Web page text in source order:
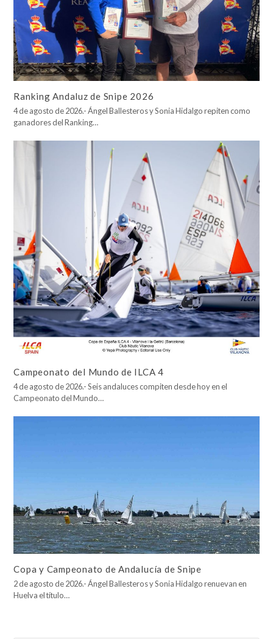
Ranking Andaluz de Snipe 2026
4 de agosto de 2026.- Ángel Ballesteros y Sonia Hidalgo repiten como
ganadores del Ranking…
Campeonato del Mundo de ILCA 4
4 de agosto de 2026.- Seis andaluces compiten desde hoy en el
Campeonato del Mundo…
Copa y Campeonato de Andalucía de Snipe
2 de agosto de 2026.- Ángel Ballesteros y Sonia Hidalgo renuevan en
Huelva el título…